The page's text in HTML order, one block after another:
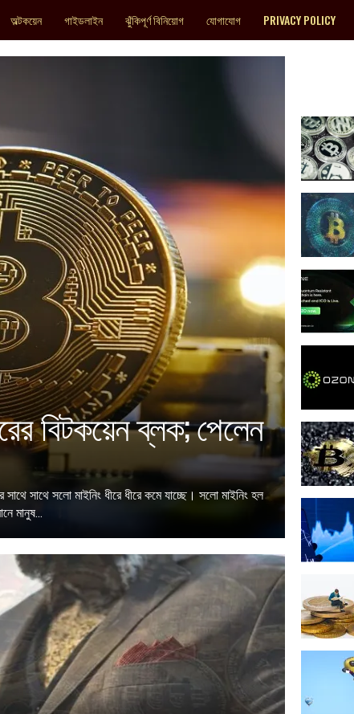
অল্টকয়েন গাইডলাইন ঝুঁকিপূর্ণ বিনিয়োগ যোগাযোগ PRIVACY POLICY
বিটকয়েন ব্লক; পেলেন
সাথে সাথে সলো মাইনিং ধীরে ধীরে কমে যাচ্ছে। সলো মাইনিং হল
মানুষ...